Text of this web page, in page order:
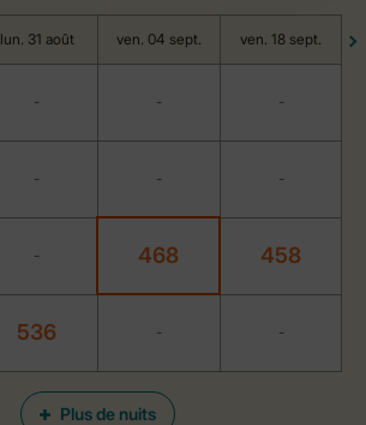
Plus de nuits
lun. 31 août ven. 04 sept. ven. 18 sept.
- - -
- - -
- 468 458
536 - -